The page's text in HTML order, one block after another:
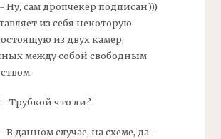
- Ну, самдропчекер подписан)))
из себя некоторую
из двух камер,
между собой свободным
- Трубкой что ли?
- В данном случае, на схеме, да-